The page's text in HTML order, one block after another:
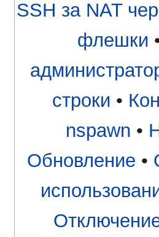
SSH за NAT
флешки
строки •
nspawn •
Обновление •